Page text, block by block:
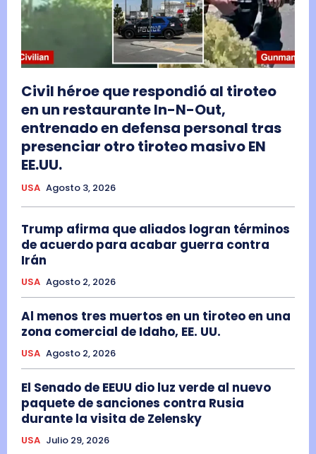
Civil héroe que respondió al tiroteo
en un restaurante In-N-Out,
entrenado en defensa personal tras
presenciar otro tiroteo masivo EN
EE.UU.
USA Agosto 3, 2026
Trump afirma que aliados logran términos
de acuerdo para acabar guerra contra
Irán
USA Agosto 2, 2026
Al menos tres muertos en un tiroteo en una
zona comercial de Idaho, EE. UU.
USA Agosto 2, 2026
El Senado de EEUU dio luz verde al nuevo
paquete de sanciones contra Rusia
durante la visita de Zelensky
USA Julio 29, 2026